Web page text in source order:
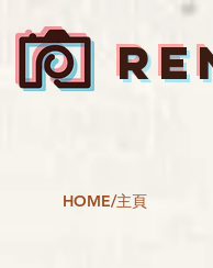
HOME/主頁